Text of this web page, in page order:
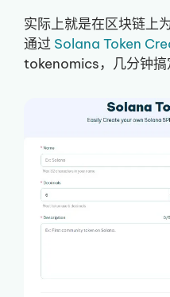
实际上就是在区块链上
通过 Solana Token
tokenomics，几分钟搞